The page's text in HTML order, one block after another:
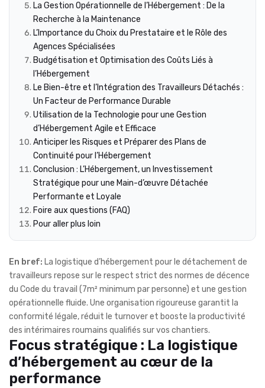
La Gestion Opérationnelle de l’Hébergement : De la
Recherche à la Maintenance
L’Importance du Choix du Prestataire et le Rôle des
Agences Spécialisées
Budgétisation et Optimisation des Coûts Liés à
l’Hébergement
Le Bien-être et l’Intégration des Travailleurs Détachés :
Un Facteur de Performance Durable
Utilisation de la Technologie pour une Gestion
d’Hébergement Agile et Efficace
Anticiper les Risques et Préparer des Plans de
Continuité pour l’Hébergement
Conclusion : L’Hébergement, un Investissement
Stratégique pour une Main-d’œuvre Détachée
Performante et Loyale
Foire aux questions (FAQ)
Pour aller plus loin
En bref: La logistique d’hébergement pour le détachement de
travailleurs repose sur le respect strict des normes de décence
du Code du travail (7m² minimum par personne) et une gestion
opérationnelle fluide. Une organisation rigoureuse garantit la
conformité légale, réduit le turnover et booste la productivité
des intérimaires roumains qualifiés sur vos chantiers.
Focus stratégique : La logistique
d’hébergement au cœur de la
performance